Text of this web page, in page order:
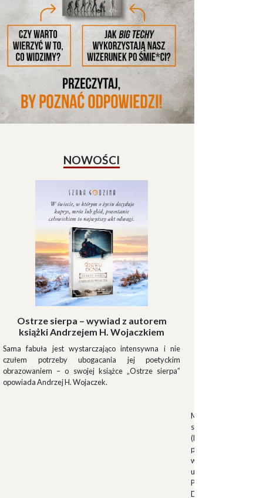
NOWOŚCI
Ostrze sierpa – wywiad z autorem
książki Andrzejem H. Wojaczkiem
Sama fabuła jest wystarczająco intensywna i nie
czułem potrzeby ubogacania jej poetyckim
obrazowaniem – o swojej książce „Ostrze sierpa”
opowiada Andrzej H. Wojaczek.
Muszkieterowie
stanowili elitarną
(Milizia Volontaria
pełniącą rolę
w latach 1923-
uroczystościach
Palazzo Venezia w
Duce.